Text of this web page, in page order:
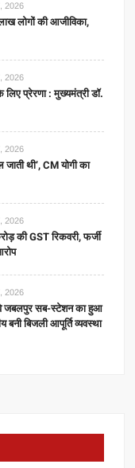
2026
लोगों की आजीविका,
2026
लिए प्रेरणा : मुख्यमंत्री डॉ.
2026
थी’, CM योगी का
2026
की GST रिकवरी, फर्जी
2026
जबलपुर सब-स्टेशन का हुआ
बिजली आपूर्ति व्यवस्था